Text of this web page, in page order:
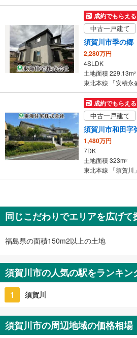
成約でもらえる
中古一戸建て
須賀川市季の郷
2,280万円
4SLDK
土地面積 229.13m2
東北本線 「安積永
成約でもらえる
中古一戸建て
須賀川市和田字
1,480万円
7DK
土地面積 323m2
東北本線 「須賀川
須賀川市柱田字
200万円
3K
土地面積 855.32m
同じこだわりでエリアを広げて
福島県の面積150m2以上の土地
須賀川市の人気の駅をランキン
1 須賀川
須賀川市の周辺地域の価格相場